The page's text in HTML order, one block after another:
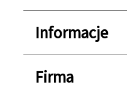
Informacje
Firma